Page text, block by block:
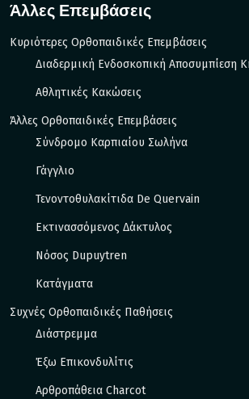
Άλλες Επεμβάσεις
Κυριότερες Ορθοπαιδικές Επεμβάσεις
Διαδερμική Ενδοσκοπική Αποσυμπίεση
Αθλητικές Κακώσεις
Άλλες Ορθοπαιδικές Επεμβάσεις
Σύνδρομο Καρπιαίου Σωλήνα
Γάγγλιο
Τενοντοθυλακίτιδα De Quervain
Εκτινασσόμενος Δάκτυλος
Νόσος Dupuytren
Κατάγματα
Συχνές Ορθοπαιδικές Παθήσεις
Διάστρεμμα
Έξω Eπικονδυλίτις
Αρθροπάθεια Charcot